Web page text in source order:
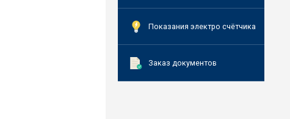
Показания электро счётчика
Заказ документов